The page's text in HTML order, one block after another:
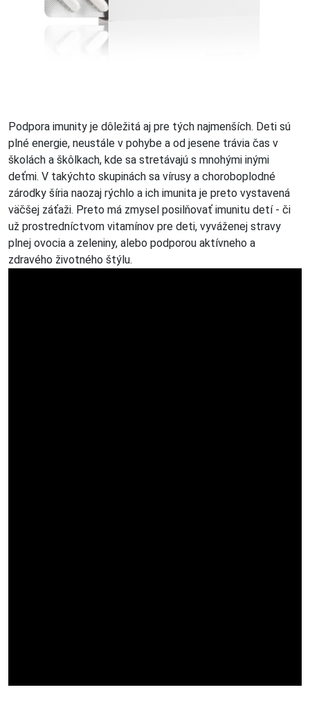
Podpora imunity je dôležitá aj pre tých najmenších. Deti sú
plné energie, neustále v pohybe a od jesene trávia čas v
školách a škôlkach, kde sa stretávajú s mnohými inými
deťmi. V takýchto skupinách sa vírusy a choroboplodné
zárodky šíria naozaj rýchlo a ich imunita je preto vystavená
väčšej záťaži. Preto má zmysel posilňovať imunitu detí - či
už prostredníctvom vitamínov pre deti, vyváženej stravy
plnej ovocia a zeleniny, alebo podporou aktívneho a
zdravého životného štýlu.